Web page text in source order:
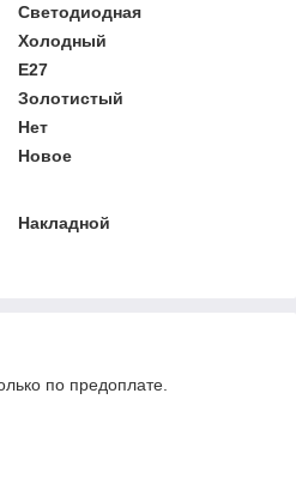
Светодиодная
Холодный
E27
Золотистый
Нет
Новое
Накладной
по предоплате.